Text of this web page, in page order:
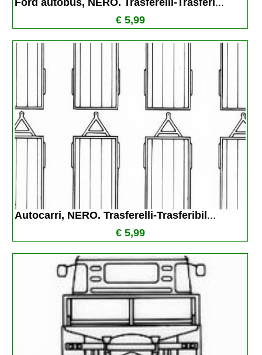
Ford autobus, NERO. Trasferelli-Trasferi ...
€ 5,99
Autocarri, NERO. Trasferelli-Trasferibil ...
€ 5,99